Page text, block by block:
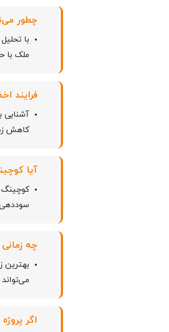
چطور
با
ملک با
فرایند
آشنایی
کاهش
آیا
چه
بهترین
اگر